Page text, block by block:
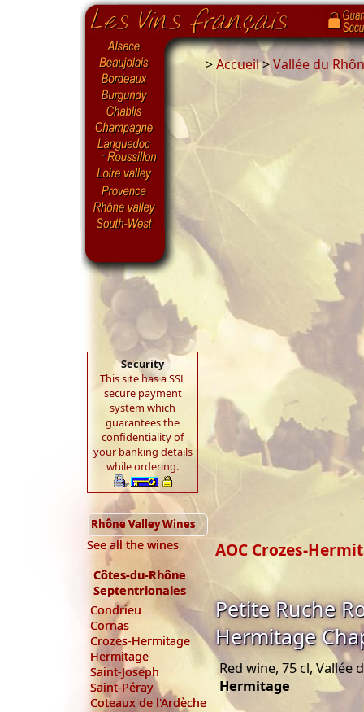
Security
This site has a SSL
secure payment
system which
guarantees the
confidentiality of
your banking details
while ordering.
>Accueil>Vallée du
Rhône Valley Wines
See all the wines
Côtes-du-Rhône
Septentrionales
Condrieu
Cornas
Crozes-Hermitage
Hermitage
Saint-Joseph
Saint-Péray
Coteaux de l'Ardèche
AOC Crozes-
Petite Ruche
Hermitage
Red wine, 75 cl, Vallée
Hermitage